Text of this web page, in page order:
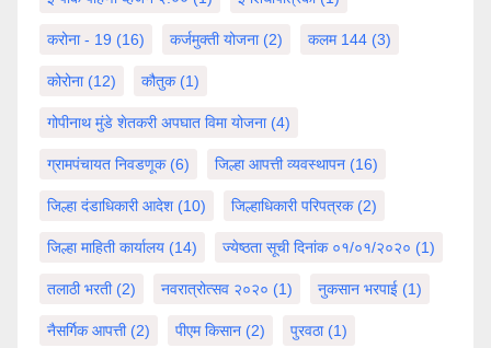
करोना - 19 (16) कर्जमुक्ती योजना(2) कलम 144 (3)
कोरोना(12) कौतुक(1)
गोपीनाथ मुंडे शेतकरी अपघात विमा योजना(4)
ग्रामपंचायत निवडणूक(6) जिल्हा आपत्ती व्यवस्थापन (16)
जिल्हा दंडाधिकारी आदेश (10) जिल्हाधिकारी परिपत्रक(2)
जिल्हा माहिती कार्यालय (14) ज्येष्ठता सूची दिनांक ०१/०१/२०२० (1)
तलाठी भरती(2) नवरात्रोत्सव २०२० (1) नुकसान भरपाई (1)
नैसर्गिक आपत्ती(2) पीएम किसान (2) पुरवठा(1)